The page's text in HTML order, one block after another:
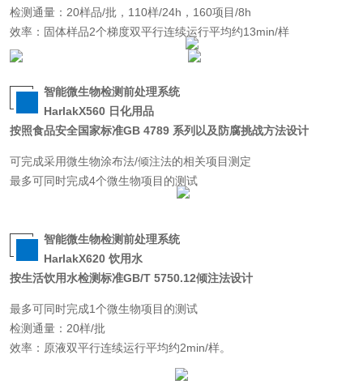
检测通量：20样品/批，110样/24h，160项目/8h
效率：固体样品2个梯度双平行连续运行平均约13min/样
智能微生物检测前处理系统
HarlakX560 日化用品
按照食品安全国家标准GB 4789 系列以及防腐挑战方法设计
可完成采用微生物涂布法/倾注法的相关项目测定
最多可同时完成4个微生物项目的测试
智能微生物检测前处理系统
HarlakX620 饮用水
按生活饮用水检测标准GB/T 5750.12倾注法设计
最多可同时完成1个微生物项目的测试
检测通量：20样/批
效率：原液双平行连续运行平均约2min/样。